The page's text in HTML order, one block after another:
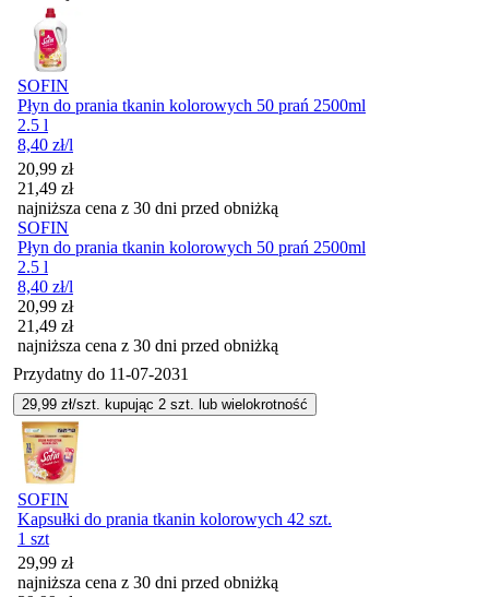
SOFIN
Płyn do prania tkanin kolorowych 50 prań 2500ml
2.5 l
8,40 zł/l
Cena promocyjna
20,99 zł
21,49 zł
najniższa cena z 30 dni przed obniżką
SOFIN
Płyn do prania tkanin kolorowych 50 prań 2500ml
2.5 l
8,40 zł/l
Cena promocyjna
20,99 zł
21,49 zł
najniższa cena z 30 dni przed obniżką
Przydatny do 11-07-2031
29,99 zł/szt. kupując 2 szt. lub wielokrotność
SOFIN
Kapsułki do prania tkanin kolorowych 42 szt.
1 szt
29,99 zł
najniższa cena z 30 dni przed obniżką